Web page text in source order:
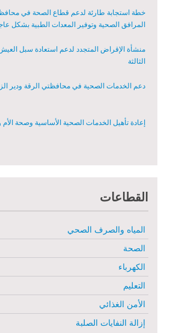
خطة استجابة طارئة لدعم قطاع الصحة في محافظة
المرافق الصحية وتوفير المعدات الطبية بشكل
منشأة الإقراض المتجدد لدعم استعادة سبل
الثالثة
دعم الخدمات الصحية في محافظتي الرقة ودير
إعادة تأهيل الخدمات الصحية الأساسية وصحة
مشروع إعادة تأهيل المأوى والبنية التحتية
مبادرة متعددة القطاعات لإعادة التأهيل في
تقديم خدمات الرعاية الصحية الأولية في محافظة
الخامسة
مبادرة متعددة القطاعات لإعادة التأهيل في
الثانية
القطاعات
المياه والصرف الصحي
الصحة
الكهرباء
التعليم
الأمن الغذائي
إزالة النفايات الصلبة